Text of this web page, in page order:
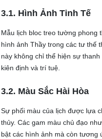
3.1. Hình Ảnh Tinh Tế
Mẫu lịch bloc treo tường phong
hình ảnh Thầy trong các tư thế
này không chỉ thể hiện sự
kiên định và trí tuệ.
3.2. Màu Sắc Hài Hòa
Sự phối màu của lịch được lựa
thủy. Các gam màu chủ đạo
bật các hình ảnh mà còn tương